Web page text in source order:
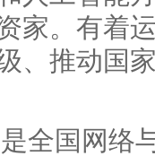
家。有着
、推动国
全国网络